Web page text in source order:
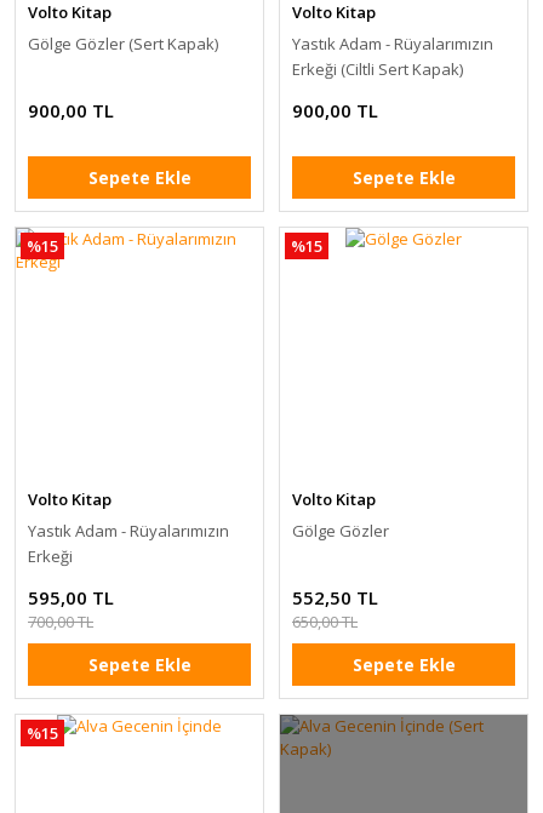
Volto Kitap
Gölge Gözler (Sert Kapak)
900,00 TL
Sepete Ekle
Volto Kitap
Yastık Adam - Rüyalarımızın
Erkeği (Ciltli Sert Kapak)
900,00 TL
Sepete Ekle
%15
Volto Kitap
Yastık Adam - Rüyalarımızın
Erkeği
595,00 TL
700,00 TL
Sepete Ekle
%15
Volto Kitap
Gölge Gözler
552,50 TL
650,00 TL
Sepete Ekle
%15